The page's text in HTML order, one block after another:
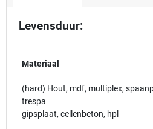
Levensduur:
Materiaal
(hard) Hout, mdf, multiplex,
trespa
gipsplaat, cellenbeton, hpl